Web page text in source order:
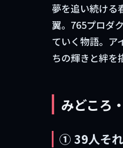
夢を追い続ける
翼。765プロダ
ていく物語。ア
ちの輝きと絆を
みどころ
① 39人それ